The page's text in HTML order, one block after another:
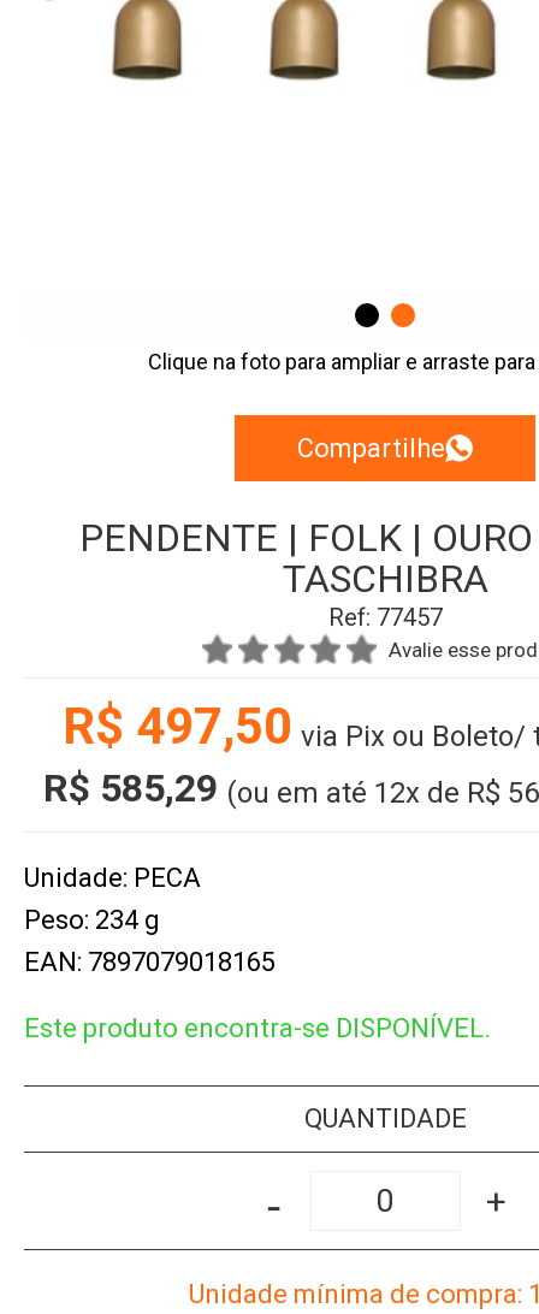
Clique na foto para ampliar e arraste
Compartilhe
PENDENTE | FOLK |
TASCHIBRA
Ref: 77457
Avalie esse
R$ 497,50 via Pix ou Boleto/
R$ 585,29 (ou em até 12x de R$
Unidade: PECA
Peso: 234 g
EAN: 7897079018165
Este produto encontra-se DISPONÍVEL.
QUANTIDADE
- +
Unidade mínima de compra: